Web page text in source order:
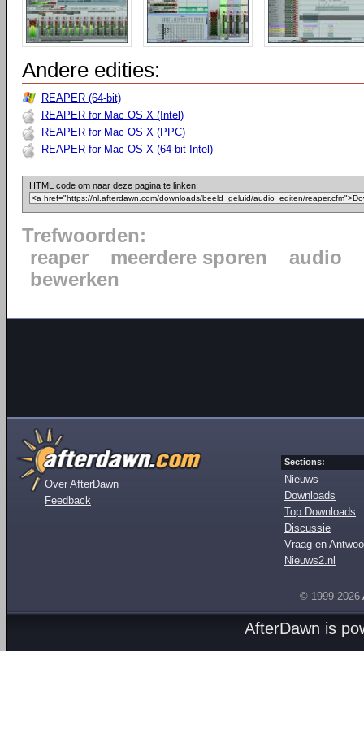
Andere edities:
REAPER (64-bit)
REAPER for Mac OS X (Intel)
REAPER for Mac OS X (PPC)
REAPER for Mac OS X (64-bit Intel)
HTML code om naar deze pagina te linken:
Trefwoorden:
reaper
meerdere sporen
audio
bewerken
Over AfterDawn
Feedback
Sections:
Nieuws
Downloads
Top Downloads
Discussie
Vraag en
Nieuws2.nl
© 1999-2026
AfterDawn is